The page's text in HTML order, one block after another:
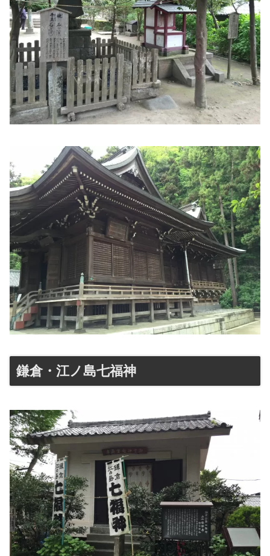
鎌倉・江ノ島七福神